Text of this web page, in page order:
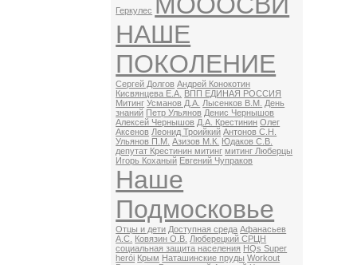
Геркулес
НАШЕ
ПОКОЛЕНИЕ
Сергей Долгов Андрей Конокотин
Кисвянцева Е.А. ВПП ЕДИНАЯ РОССИЯ
Митинг Усманов Д.А. Лысенков В.М. День
знаний Петр Ульянов Денис Чернышов
Алексей Чернышов Д.А. Крестинин Олег
Аксенов Леонид Троийкий Антонов С.Н.
Ульянов П.М. Азизов М.К. Юдаков С.В.
депутат Крестинин митинг митинг Люберцы
Игорь Коханый Евгений Чупраков
Наше
Подмосковье
Отцы и дети Доступная среда Афанасьев
А.С. Ковязин О.В. Люберецкий СРЦН
социальная защита населения HQs Super
herói Крым Наташинские пруды Workout